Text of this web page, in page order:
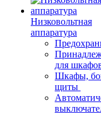
Низковольтная
аппаратура
для
Шкафы,
щиты